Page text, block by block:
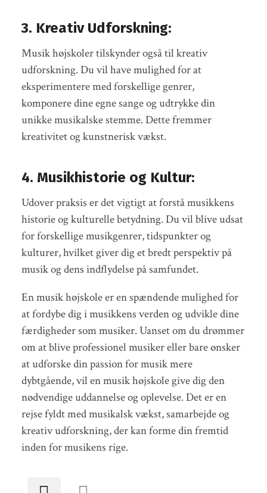
3. Kreativ Udforskning:
Musik højskoler tilskynder også til kreativ
udforskning. Du vil have mulighed for at
eksperimentere med forskellige genrer,
komponere dine egne sange og udtrykke din
unikke musikalske stemme. Dette fremmer
kreativitet og kunstnerisk vækst.
4. Musikhistorie og Kultur:
Udover praksis er det vigtigt at forstå musikkens
historie og kulturelle betydning. Du vil blive udsat
for forskellige musikgenrer, tidspunkter og
kulturer, hvilket giver dig et bredt perspektiv på
musik og dens indflydelse på samfundet.
En musik højskole er en spændende mulighed for
at fordybe dig i musikkens verden og udvikle dine
færdigheder som musiker. Uanset om du drømmer
om at blive professionel musiker eller bare ønsker
at udforske din passion for musik mere
dybtgående, vil en musik højskole give dig den
nødvendige uddannelse og oplevelse. Det er en
rejse fyldt med musikalsk vækst, samarbejde og
kreativ udforskning, der kan forme din fremtid
inden for musikens rige.